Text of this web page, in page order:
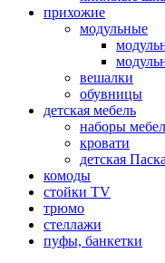
прихожие
модульные
вешалки
обувницы
детская мебель
наборы
кровати
детская
комоды
стойки TV
трюмо
стеллажи
пуфы, банкетки